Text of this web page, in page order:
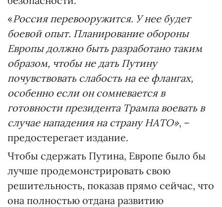
«Россия перевооружится. У нее будет
боевой опыт. Планирование обороны
Европы должно быть разработано таким
образом, чтобы не дать Путину
почувствовать слабость на ее флангах,
особенно если он сомневается в
готовности президента Трампа воевать в
случае нападения на страну НАТО», –
предостерегает издание.
Чтобы сдержать Путина, Европе было бы
лучше продемонстрировать свою
решительность, показав прямо сейчас, что
она полностью отдана развитию